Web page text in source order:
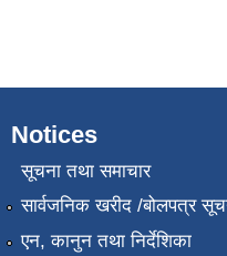
Notices
सूचना तथा समाचार
सार्वजनिक खरीद /बोलपत्र
एन, कानुन तथा निर्देशिका